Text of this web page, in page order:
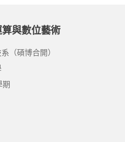
與數位藝術
（碩博合開）
期